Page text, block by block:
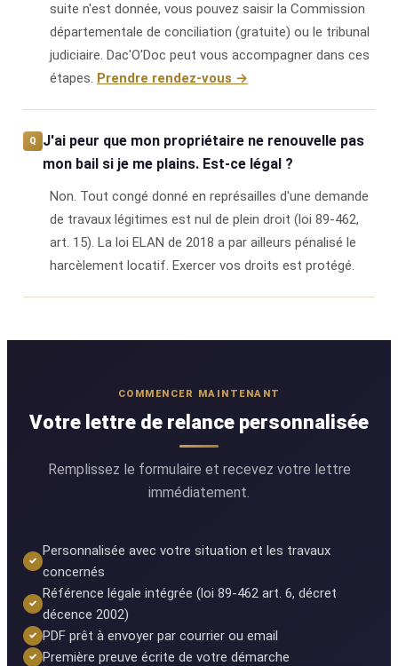
suite n'est donnée, vous pouvez saisir la Commission
départementale de conciliation (gratuite) ou le tribunal
judiciaire. Dac'O'Doc peut vous accompagner dans ces
étapes. Prendre rendez-vous →
J'ai peur que mon propriétaire ne renouvelle pas
mon bail si je me plains. Est-ce légal ?
Non. Tout congé donné en représailles d'une demande
de travaux légitimes est nul de plein droit (loi 89-462,
art. 15). La loi ELAN de 2018 a par ailleurs pénalisé le
harcèlement locatif. Exercer vos droits est protégé.
COMMENCER MAINTENANT
Votre lettre de relance personnalisée
Remplissez le formulaire et recevez votre lettre
immédiatement.
Personnalisée avec votre situation et les travaux
concernés
Référence légale intégrée (loi 89-462 art. 6, décret
décence 2002)
PDF prêt à envoyer par courrier ou email
Première preuve écrite de votre démarche